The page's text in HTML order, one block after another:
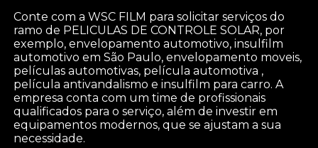
Conte com a WSC FILM para solicitar serviços do
ramo de PELICULAS DE CONTROLE SOLAR, por
exemplo, envelopamento automotivo, insulfilm
automotivo em São Paulo, envelopamento moveis,
películas automotivas, película automotiva ,
película antivandalismo e insulfilm para carro. A
empresa conta com um time de profissionais
qualificados para o serviço, além de investir em
equipamentos modernos, que se ajustam a sua
necessidade.